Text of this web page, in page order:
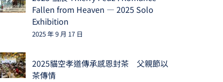
Fallen from Heaven — 2025 Solo
Exhibition
2025 年 9 月 17 日
2025貓空孝道傳承感恩封茶 父親節以
茶傳情